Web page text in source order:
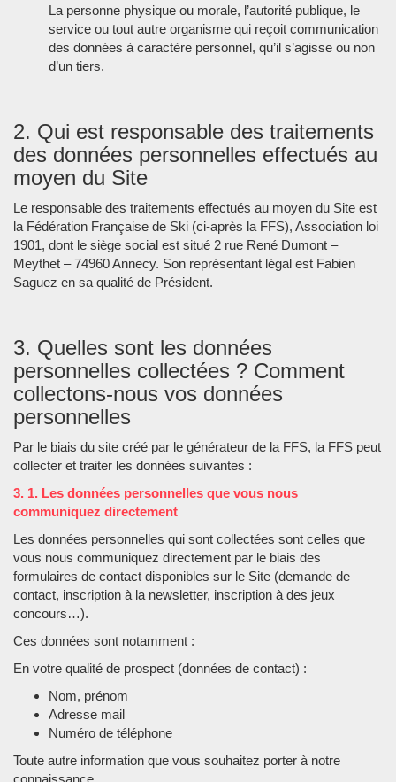
La personne physique ou morale, l’autorité publique, le
service ou tout autre organisme qui reçoit communication
des données à caractère personnel, qu’il s’agisse ou non
d’un tiers.
2. Qui est responsable des traitements
des données personnelles effectués au
moyen du Site
Le responsable des traitements effectués au moyen du Site est
la Fédération Française de Ski (ci-après la FFS), Association loi
1901, dont le siège social est situé 2 rue René Dumont –
Meythet – 74960 Annecy. Son représentant légal est Fabien
Saguez en sa qualité de Président.
3. Quelles sont les données
personnelles collectées ? Comment
collectons-nous vos données
personnelles
Par le biais du site créé par le générateur de la FFS, la FFS peut
collecter et traiter les données suivantes :
3. 1. Les données personnelles que vous nous
communiquez directement
Les données personnelles qui sont collectées sont celles que
vous nous communiquez directement par le biais des
formulaires de contact disponibles sur le Site (demande de
contact, inscription à la newsletter, inscription à des jeux
concours…).
Ces données sont notamment :
En votre qualité de prospect (données de contact) :
Nom, prénom
Adresse mail
Numéro de téléphone
Toute autre information que vous souhaitez porter à notre
connaissance.